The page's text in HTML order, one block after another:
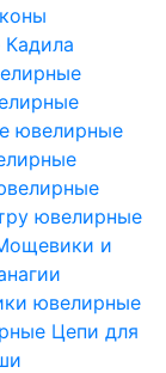
Кадила
ювелирные
ювелирные
и
ювелирные
Цепи для